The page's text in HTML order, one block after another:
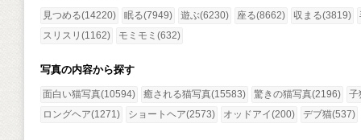
見つめる(14220) 眠る(7949) 遊ぶ(6230) 座る(8662) 収まる(3819)
スリスリ(1162)
モミモミ(632)
写真の内容から探す
面白い猫写真(10594) 癒される猫写真(15583) 驚きの猫写真(2196)
子
ロングヘア(1271)
ショートヘア(2573) オッドアイ(200) デブ猫(537)